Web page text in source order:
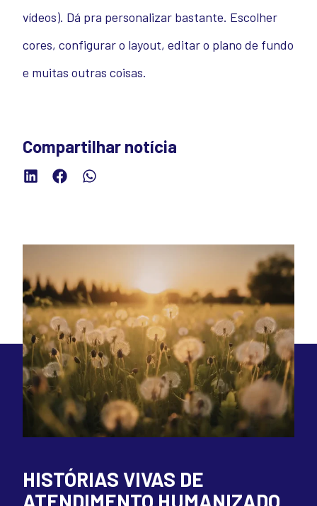
vídeos). Dá pra personalizar bastante. Escolher
cores, configurar o layout, editar o plano de fundo
e muitas outras coisas.
Compartilhar notícia
HISTÓRIAS VIVAS DE
ATENDIMENTO HUMANIZADO